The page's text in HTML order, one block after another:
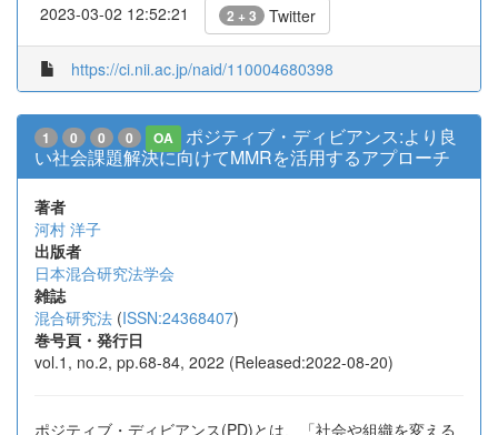
2023-03-02 12:52:21 2 + 3 Twitter
https://ci.nii.ac.jp/naid/110004680398
1 0 0 0 OA
ポジティブ・ディビアンス:より良
い社会課題解決に向けてMMRを活用するアプローチ
著者
河村 洋子
出版者
日本混合研究法学会
雑誌
混合研究法 (ISSN:24368407)
巻号頁・発行日
vol.1, no.2, pp.68-84, 2022 (Released:2022-08-20)
ポジティブ・ディビアンス(PD)とは、「社会や組織を変える